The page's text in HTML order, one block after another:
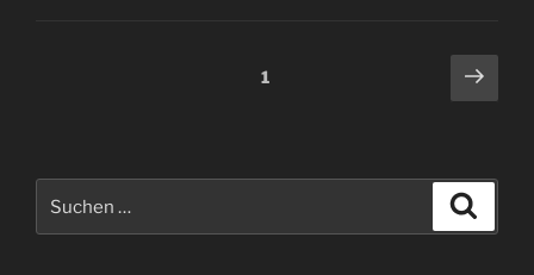
Seitennummerierung
Seite1
nach: